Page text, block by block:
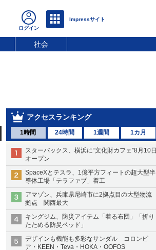
社会
アクセスランキング
1時間 24時間 1週間 1カ月
スターバックス、横浜に“文化財カフェ”8月10日
オープン
SpaceXとテスラ、1億平方フィートの超大型半
導体工場「テラファブ」着工
アマゾン、兵庫県尼崎市に2拠点目の大型物流
拠点 関西最大
キングジム、防災アイテム「着る布団」「折り
たためる防災ベッド」
デザインも機能も多彩なサンダル コロンビ
ア・KEEN・Teva・HOKA・OOFOS